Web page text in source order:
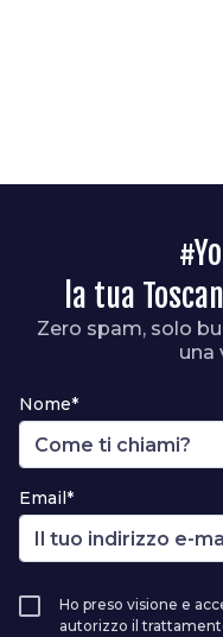
la tua
Zero spam, solo
una
Nome*
Email*
Ho preso visione e
autorizzo il